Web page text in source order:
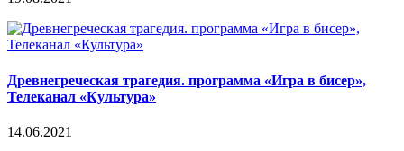
Древнегреческая трагедия. программа «Игра в бисер»,
Телеканал «Культура»
14.06.2021